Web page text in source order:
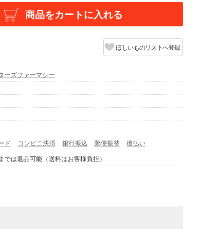
商品をカートに入れる
ほしいものリストへ登録
ーズファーマシー
ド コンビニ決済 銀行振込 郵便振替
後払い
では返品可能（送料はお客様負担）